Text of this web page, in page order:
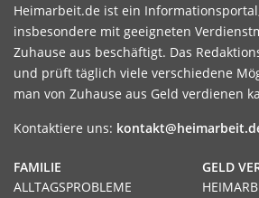
Heimarbeit.de ist ein
insbesondere mit geeigneten
Zuhause aus beschäftigt. Das
und prüft täglich viele verschiedene
man von Zuhause aus Geld verdienen
Kontaktiere uns:
GELD
FAMILIE
ALLTAGSPROBLEME